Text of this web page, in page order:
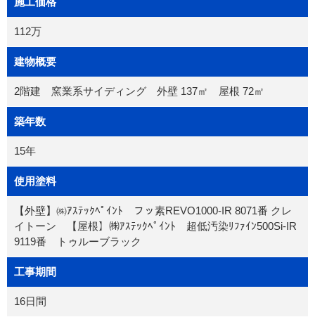
112万
建物概要
2階建 窯業系サイディング 外壁 137㎡ 屋根 72㎡
築年数
15年
使用塗料
【外壁】㈱ｱｽﾃｯｸﾍﾟｲﾝﾄ フッ素REVO1000-IR 8071番 クレ
イトーン 【屋根】㈱ｱｽﾃｯｸﾍﾟｲﾝﾄ 超低汚染ﾘﾌｧｲﾝ500Si-IR
9119番 トゥルーブラック
工事期間
16日間